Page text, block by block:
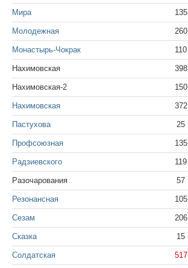
Мира 135
Молодежная 260
Монастырь-Чокрак 110
Нахимовская 398
Нахимовская-2 150
Нахимовская 372
Пастухова 25
Профсоюзная 135
Радзиевского 119
Разочарования 57
Резонансная 105
Сезам 206
Сказка 15
Солдатская 517